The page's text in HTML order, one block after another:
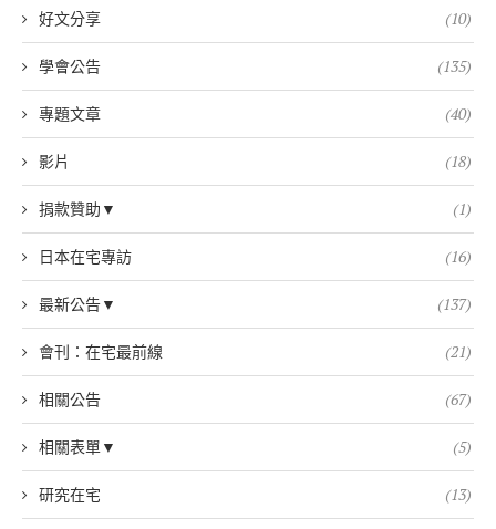
好文分享 (10)
學會公告 (135)
專題文章 (40)
影片 (18)
捐款贊助▼ (1)
日本在宅專訪 (16)
最新公告▼ (137)
會刊：在宅最前線 (21)
相關公告 (67)
相關表單▼ (5)
研究在宅 (13)